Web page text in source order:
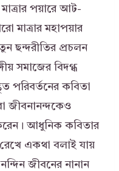
পয়ারে আট-
মাত্রার মহাপয়ার
ছন্দরীতির প্রচলন
সমাজের বিদগ্ধ
পরিবর্তনের কবিতা
জীবনানন্দকেও
আধুনিক কবিতার
একথা বলাই যায়
জীবনের নানান